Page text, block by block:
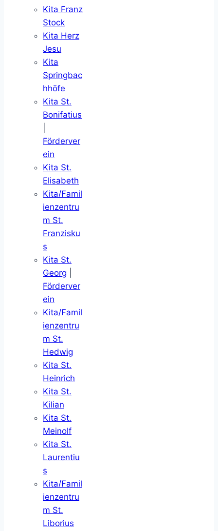
Kita Franz
Stock
Kita Herz
Jesu
Kita
Springbac
hhöfe
Kita St.
Bonifatius
Förderver
ein
Kita St.
Elisabeth
Kita/Famil
ienzentru
m St.
Franzisku
s
Kita St.
Georg
Förderver
ein
Kita/Famil
ienzentru
m St.
Hedwig
Kita St.
Heinrich
Kita St.
Kilian
Kita St.
Meinolf
Kita St.
Laurentiu
s
Kita/Famil
ienzentru
m St.
Liborius